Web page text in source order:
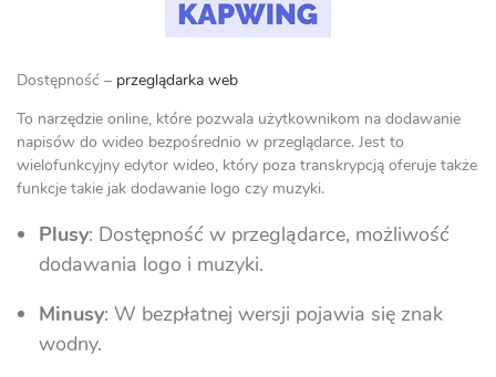
Dostępność – przeglądarka web
To narzędzie online, które pozwala użytkownikom na dodawanie
napisów do wideo bezpośrednio w przeglądarce. Jest to
wielofunkcyjny edytor wideo, który poza transkrypcją oferuje także
funkcje takie jak dodawanie logo czy muzyki.
Plusy: Dostępność w przeglądarce, możliwość
dodawania logo i muzyki.
Minusy: W bezpłatnej wersji pojawia się znak
wodny.